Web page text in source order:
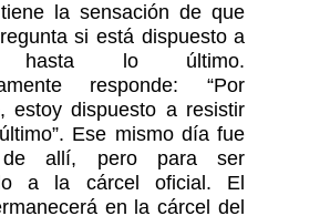
la sensación de que
si está dispuesto a
hasta lo último.
responde: “Por
estoy dispuesto a resistir
Ese mismo día fue
de allí, pero para ser
a la cárcel oficial. El
en la cárcel del